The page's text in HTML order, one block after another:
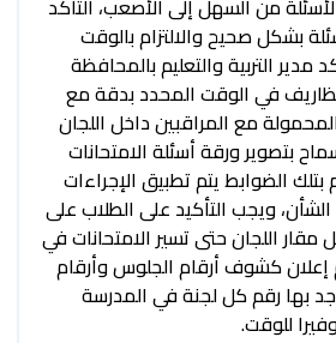
من السهل إلى الأصعب، التأكد
بشكل صحيح والالتزام بالوقت
مدير التربية والتعليم بالمحافظة
في الوقت المحدد بدقة مع
مع المراقبين داخل اللجان
بتصوير ورقة أسئلة الامتحانات
بتلك الضوابط يتم تطبيق الإجراءات
الشأن، ويجب التأكيد على الطلاب على
اللجان حتى تسير الامتحانات في
كشوف أرقام الجلوس وأرقام
بها رقم كل لجنة في المدرسة
للوقت.